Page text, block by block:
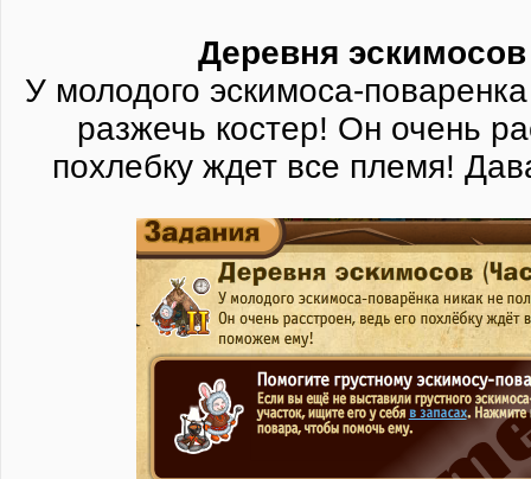
Деревня эскимосов
У молодого эскимоса-
разжечь костер! Он очень
похлебку ждет все племя!